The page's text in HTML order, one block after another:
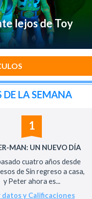
lejos de Toy
DE LA SEMANA
1
MAN: UN NUEVO DÍA
cuatro años desde
de Sin regreso a casa,
y Peter ahora es...
datos y Calificaciones